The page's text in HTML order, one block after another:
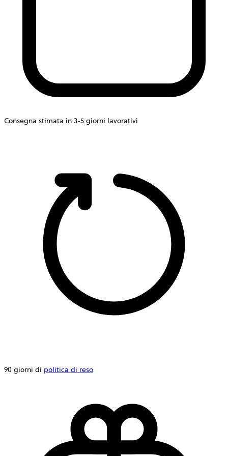
Consegna stimata in 3-5 giorni lavorativi
90 giorni di politica di reso